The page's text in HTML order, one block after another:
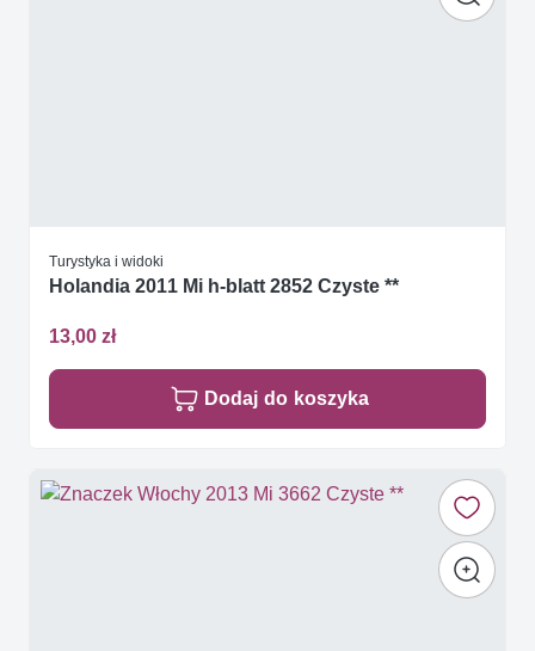
Turystyka i widoki
Holandia 2011 Mi h-blatt 2852 Czyste **
13,00 zł
Dodaj do koszyka